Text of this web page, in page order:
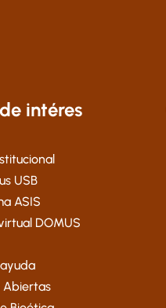
intéres
USB
ASIS
DOMUS
Abiertas